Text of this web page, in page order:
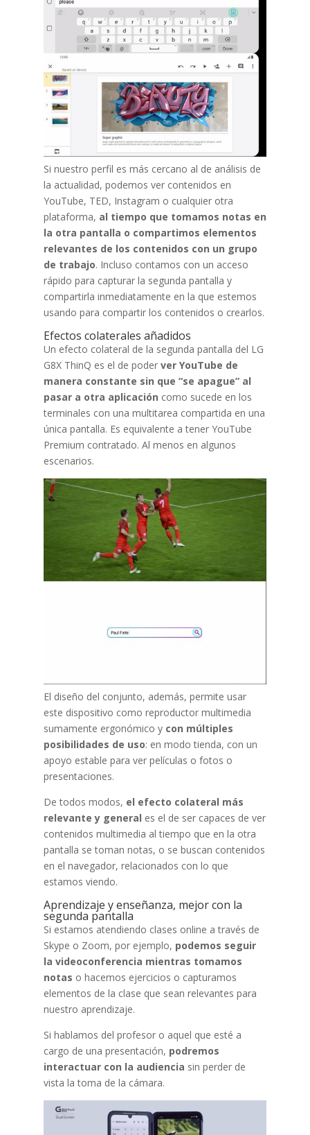
Si nuestro perfil es más cercano al de análisis de
la actualidad, podemos ver contenidos en
YouTube, TED, Instagram o cualquier otra
plataforma, al tiempo que tomamos notas en
la otra pantalla o compartimos elementos
relevantes de los contenidos con un grupo
de trabajo. Incluso contamos con un acceso
rápido para capturar la segunda pantalla y
compartirla inmediatamente en la que estemos
usando para compartir los contenidos o crearlos.
Efectos colaterales añadidos
Un efecto colateral de la segunda pantalla del LG
G8X ThinQ es el de poder ver YouTube de
manera constante sin que “se apague” al
pasar a otra aplicación como sucede en los
terminales con una multitarea compartida en una
única pantalla. Es equivalente a tener YouTube
Premium contratado. Al menos en algunos
escenarios.
El diseño del conjunto, además, permite usar
este dispositivo como reproductor multimedia
sumamente ergonómico y con múltiples
posibilidades de uso: en modo tienda, con un
apoyo estable para ver películas o fotos o
presentaciones.
De todos modos, el efecto colateral más
relevante y general es el de ser capaces de ver
contenidos multimedia al tiempo que en la otra
pantalla se toman notas, o se buscan contenidos
en el navegador, relacionados con lo que
estamos viendo.
Aprendizaje y enseñanza, mejor con la
segunda pantalla
Si estamos atendiendo clases online a través de
Skype o Zoom, por ejemplo, podemos seguir
la videoconferencia mientras tomamos
notas o hacemos ejercicios o capturamos
elementos de la clase que sean relevantes para
nuestro aprendizaje.
Si hablamos del profesor o aquel que esté a
cargo de una presentación, podremos
interactuar con la audiencia sin perder de
vista la toma de la cámara.